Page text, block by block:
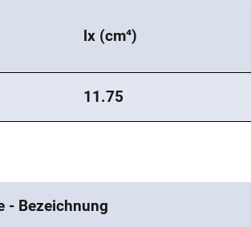
lx (cm⁴)
11.75
- Bezeichnung